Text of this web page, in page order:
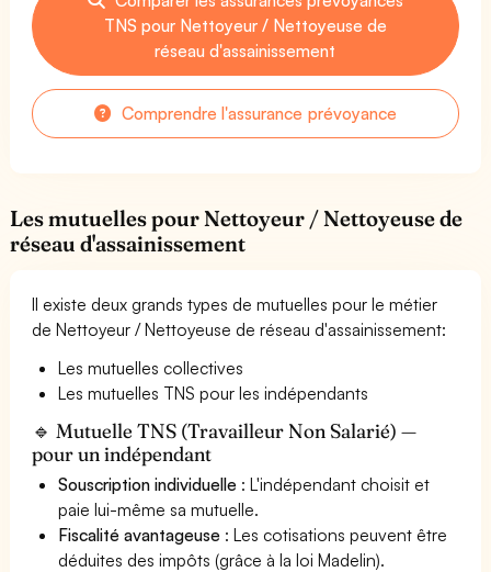
TNS pour Nettoyeur / Nettoyeuse de
réseau d'assainissement
Comprendre l'assurance prévoyance
Les mutuelles pour Nettoyeur / Nettoyeuse de
réseau d'assainissement
Il existe deux grands types de mutuelles pour le métier
de Nettoyeur / Nettoyeuse de réseau d'assainissement:
Les mutuelles collectives
Les mutuelles TNS pour les indépendants
🔹 Mutuelle TNS (Travailleur Non Salarié) —
pour un indépendant
Souscription individuelle : L'indépendant choisit et
paie lui-même sa mutuelle.
Fiscalité avantageuse : Les cotisations peuvent être
déduites des impôts (grâce à la loi Madelin).